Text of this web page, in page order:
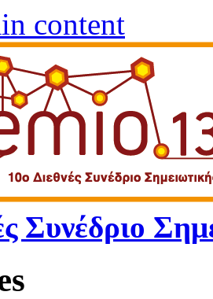
content
Συνέδριο